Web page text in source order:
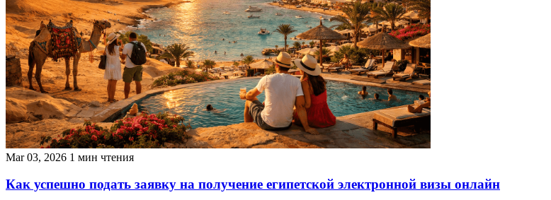
Mar 03, 2026 1 мин чтения
Как успешно подать заявку на получение египетской электронной визы онлайн